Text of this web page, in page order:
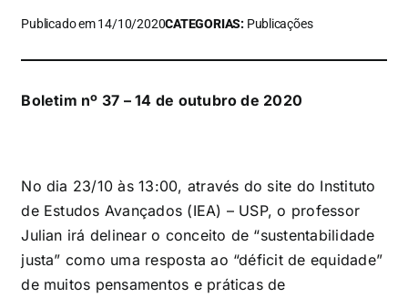
Publicado em 14/10/2020CATEGORIAS: Publicações
Boletim nº 37 – 14 de outubro de 2020
No dia 23/10 às 13:00, através do site do Instituto
de Estudos Avançados (IEA) – USP, o professor
Julian irá delinear o conceito de “sustentabilidade
justa” como uma resposta ao “déficit de equidade”
de muitos pensamentos e práticas de